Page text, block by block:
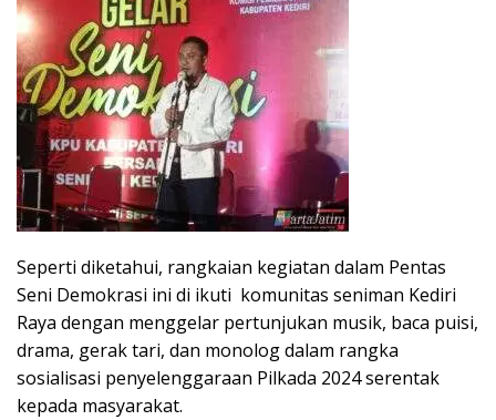
Seperti diketahui, rangkaian kegiatan dalam Pentas
Seni Demokrasi ini di ikuti komunitas seniman Kediri
Raya dengan menggelar pertunjukan musik, baca puisi,
drama, gerak tari, dan monolog dalam rangka
sosialisasi penyelenggaraan Pilkada 2024 serentak
kepada masyarakat.